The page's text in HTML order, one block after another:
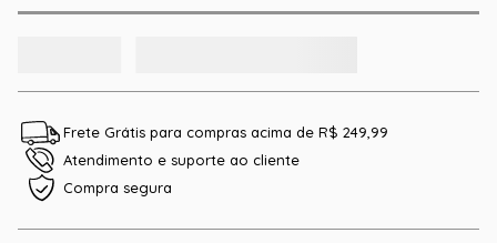
Frete Grátis para compras acima de R$ 249,99
Atendimento e suporte ao cliente
Compra segura